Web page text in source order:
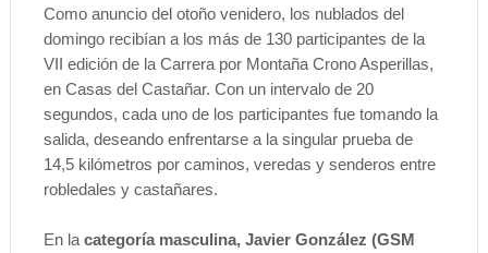
Como anuncio del otoño venidero, los nublados del
domingo recibían a los más de 130 participantes de la
VII edición de la Carrera por Montaña Crono Asperillas,
en Casas del Castañar. Con un intervalo de 20
segundos, cada uno de los participantes fue tomando la
salida, deseando enfrentarse a la singular prueba de
14,5 kilómetros por caminos, veredas y senderos entre
robledales y castañares.
En lacategoría masculina, Javier González (GSM